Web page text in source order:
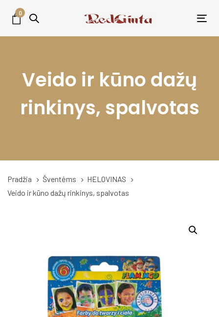
links
0
Veido ir kūno dažų
rinkinys, spalvotas
Pradžia Šventėms
HELOVINAS
Veido ir kūno dažų rinkinys, spalvotas